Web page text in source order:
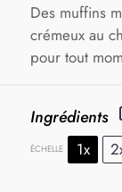
Des muffins
crémeux au
pour tout
Ingrédients
ÉCHELLE 1x